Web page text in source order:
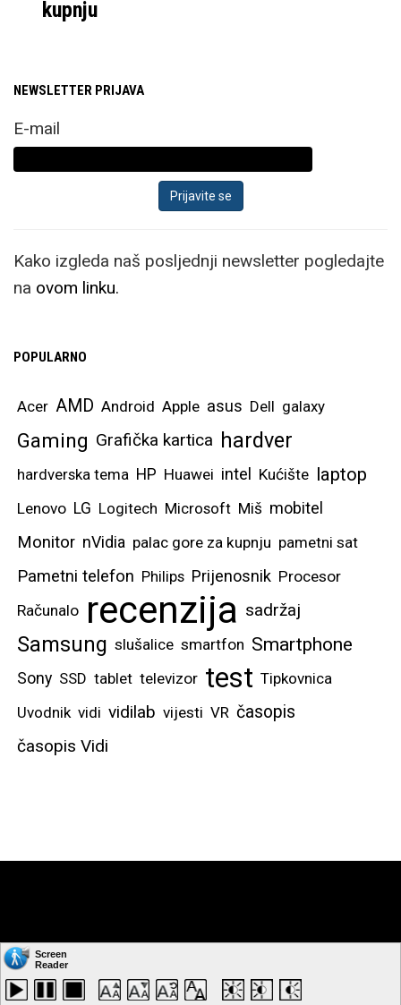
kupnju
NEWSLETTER PRIJAVA
E-mail
Kako izgleda naš posljednji newsletter pogledajte
na ovom linku.
POPULARNO
Acer AMD Android Apple asus Dell galaxy
Gaming Grafička kartica hardver
hardverska tema HP Huawei intel Kućište laptop
Lenovo LG Logitech Microsoft Miš mobitel
Monitor nVidia palac gore za kupnju pametni sat
Pametni telefon Philips Prijenosnik Procesor
Računalo recenzija sadržaj
Samsung slušalice smartfon Smartphone
Sony SSD tablet televizor test Tipkovnica
Uvodnik vidi vidilab vijesti VR časopis
časopis Vidi